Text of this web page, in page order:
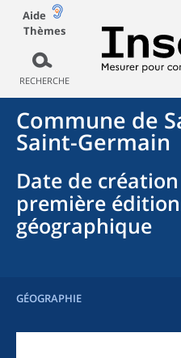
Aide
Thèmes
RECHERCHE
Commune de
Saint-Germain
Date de création
première
géographique
GÉOGRAPHIE